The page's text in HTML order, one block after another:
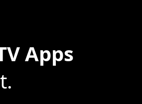
Apps